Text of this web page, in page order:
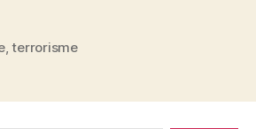
,terrorisme